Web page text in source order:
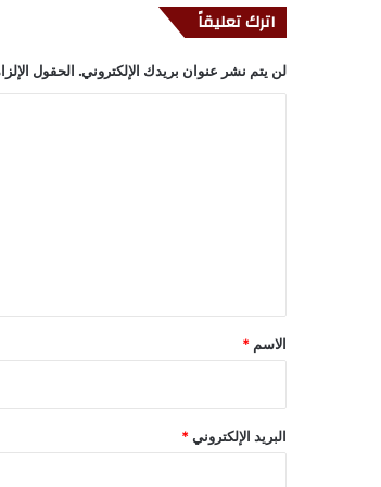
اترك تعليقاً
لن يتم نشر عنوان بريدك الإلكتروني. الحقول
*
الاسم *
البريد الإلكتروني *